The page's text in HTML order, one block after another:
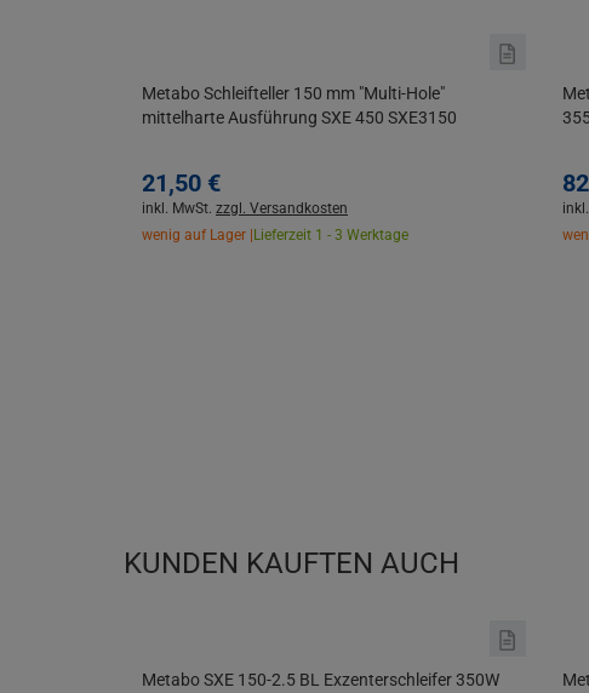
Metabo Schleifteller 150 mm "Multi-Hole"
mittelharte Ausführung SXE 450 SXE3150
21,50 €
inkl. MwSt. zzgl. Versandkosten
wenig auf Lager | Lieferzeit 1 - 3 Werktage
KUNDEN KAUFTEN AUCH
Metabo SXE 150-2.5 BL Exzenterschleifer 350W